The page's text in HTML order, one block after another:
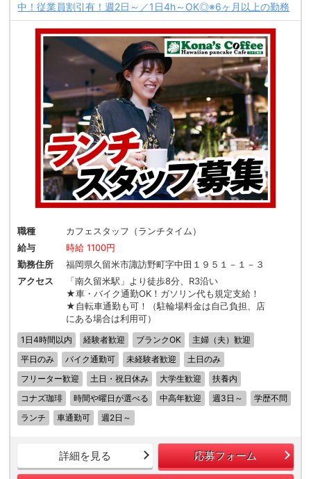
中！従業員割引有！週2日～／1日4h～OK◎※6ヶ月以上の勤務
職種
カフェスタッフ（ランチタイム）
給与
時給 1100円
勤務住所
福岡県久留米市諏訪野町字中田１９５１－１－３
アクセス
「南久留米駅」より徒歩8分、R3沿い
★車・バイク通勤OK！ガソリン代も規定支給！
★自転車通勤も可！（駐輪場料金は自己負担、店
にある場合は利用可）
1日4時間以内 経験者歓迎 ブランクOK
主婦（夫）歓迎
平日のみ
バイク通勤可 未経験者歓迎
土日のみ
フリーター歓迎
土日・祝日休み 大学生歓迎
扶養内
コナズ珈琲
時間や曜日が選べる 中高年歓迎 週3日～
学歴不問
ランチ
車通勤可 週2日～
詳細を見る 応募フォーム